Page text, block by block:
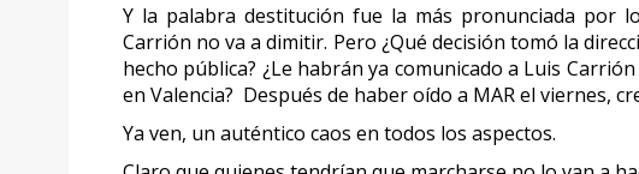
Y la palabra destitución fue la más pronunciada por
Carrión no va a dimitir. Pero ¿Qué decisión tomó la
hecho pública? ¿Le habrán ya comunicado a Luis
en Valencia? Después de haber oído a MAR el viernes,
Ya ven, un auténtico caos en todos los aspectos.